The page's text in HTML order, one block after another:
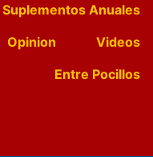
Suplementos Anuales
Opinion
Videos
Entre Pocillos